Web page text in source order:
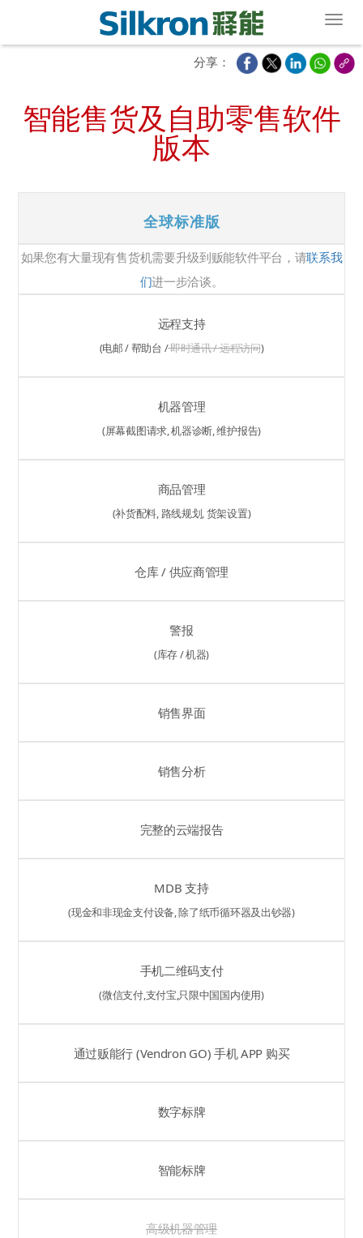
分享：
智能售货及自助零售软件
版本
全球标准版
如果您有大量现有售货机需要升级到贩能软件平台，请联系我
们进一步洽谈。
远程支持
(电邮 / 帮助台 /即时通讯 / 远程访问)
机器管理
(屏幕截图请求, 机器诊断, 维护报告)
商品管理
(补货配料, 路线规划, 货架设置)
仓库 / 供应商管理
警报
(库存 / 机器)
销售界面
销售分析
完整的云端报告
MDB 支持
(现金和非现金支付设备, 除了纸币循环器及出钞器)
手机二维码支付
(微信支付,支付宝,只限中国国内使用)
通过贩能行 (Vendron GO) 手机 APP 购买
数字标牌
智能标牌
高级机器管理